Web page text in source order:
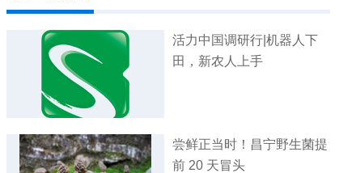
活力中国调研行|机器人下
田，新农人上手
尝鲜正当时！昌宁野生菌提
前 20 天冒头